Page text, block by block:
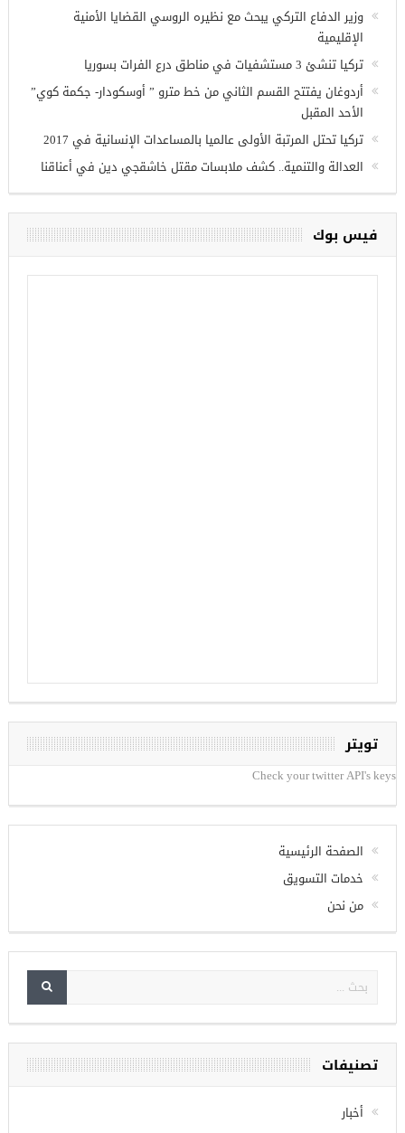
وزير الدفاع التركي يبحث مع نظيره الروسي القضايا الأمنية
الإقليمية
تركيا تنشئ 3 مستشفيات في مناطق درع الفرات بسوريا
أردوغان يفتتح القسم الثاني من خط مترو ” أوسكودار- جكمة كوي”
الأحد المقبل
تركيا تحتل المرتبة الأولى عالميا بالمساعدات الإنسانية في 2017
العدالة والتنمية.. كشف ملابسات مقتل خاشقجي دين في أعناقنا
تويتر
Check your twitter API's keys
الصفحة الرئيسية
خدمات التسويق
من نحن